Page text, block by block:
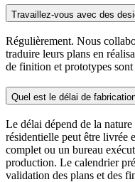
Travaillez-vous avec des
Régulièrement. Nous
traduire leurs plans en
de finition et prototypes
Quel est le délai de
Le délai dépend de la
résidentielle peut être livrée
complet ou un bureau
production. Le calendrier
validation des plans et des